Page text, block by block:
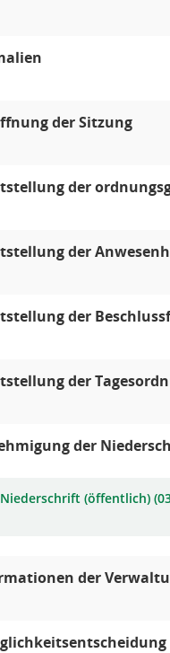
der Sitzung
der
der
der
der
der
Niederschrift (öffentlich)
der